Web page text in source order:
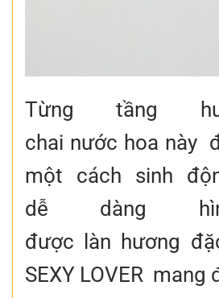
Từng tầng
chai nước hoa này
một cách sinh
dễ dàng
được làn hương
SEXY LOVER mang